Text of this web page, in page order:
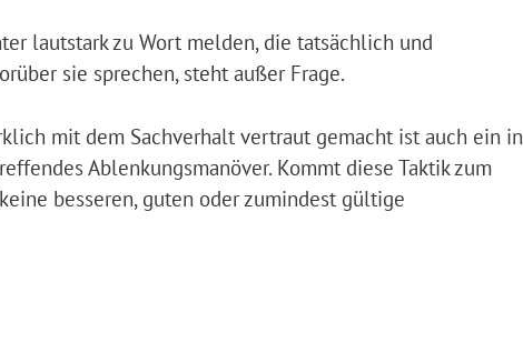
lautstark zu Wort melden, die tatsächlich und
sie sprechen, steht außer Frage.
mit dem Sachverhalt vertraut gemacht ist auch ein in
Ablenkungsmanöver. Kommt diese Taktik zum
besseren, guten oder zumindest gültige